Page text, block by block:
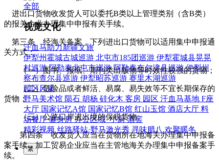
全部
视觉文化
汗血马助力新疆文旅
伊犁州霍城古城巡游 北屯市185团巡游 伊犁霍城县晃晃
村巡游 阿勒泰北屯市巡游 阿勒泰布尔津县巡游 伊犁州
察布查尔县巡游 伊犁昭苏巡游 赛里木湖巡游
园区风采
野马美术馆 陨石 胡杨 硅化木 客房 园区 汗血马基地 F座
大厅 国家记忆A馆 国家记忆B馆 红山玉馆 酒店大厅 料
场餐厅 健身房 办公区域 小厨 酒窖
精彩视频 丝路驿站·野马激光秀 寻味腊八 欢聚暖冬
繁
进出口货物收发货人可以委托B类以上管理类别（含B类）
的报关企业办理集中申报有关手续。
第三条 经海关备案，下列进出口货物可以适用集中申报通
关方式：
（一）图书、报纸、期刊类出版物等时效性较强的货物；
（二）危险品或者鲜活、易腐、易失效等不宜长期保存的
货物；
（三）公路口岸进出境的保税货物。
第四条 收发货人应当在货物所在地海关办理集中申报备
案手续，加工贸易企业应当在主管地海关办理集中申报备案手
续。